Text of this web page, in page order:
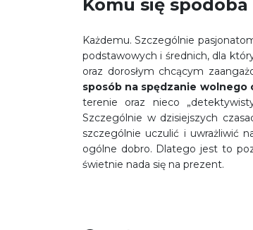
Komu się
Każdemu. Szczególnie
podstawowych i średnich, dla
oraz dorosłym chcącym
sposób na spędzanie wolnego
terenie oraz nieco
Szczególnie w dzisiejszych
szczególnie uczulić i uwrażliwić
ogólne dobro. Dlatego jest to
świetnie nada się na prezent.